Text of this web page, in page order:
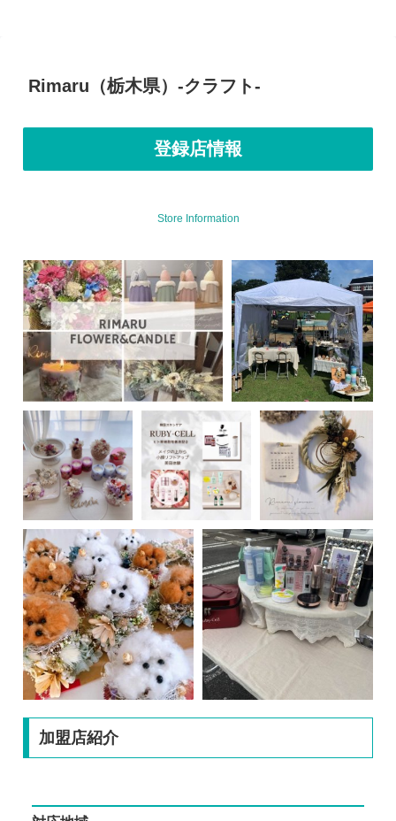
Rimaru（栃木県）-クラフト-
登録店情報
Store Information
加盟店紹介